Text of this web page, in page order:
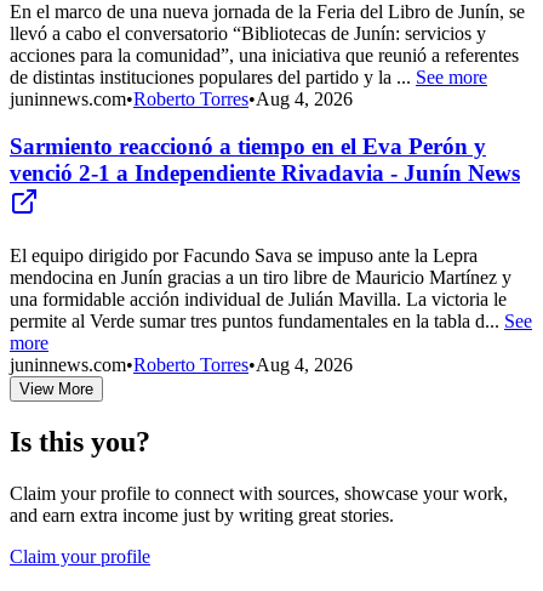
En el marco de una nueva jornada de la Feria del Libro de Junín, se
llevó a cabo el conversatorio “Bibliotecas de Junín: servicios y
acciones para la comunidad”, una iniciativa que reunió a referentes
de distintas instituciones populares del partido y la ... See more
juninnews.com•Roberto Torres•Aug 4, 2026
Sarmiento reaccionó a tiempo en el Eva Perón y
venció 2-1 a Independiente Rivadavia - Junín News
El equipo dirigido por Facundo Sava se impuso ante la Lepra
mendocina en Junín gracias a un tiro libre de Mauricio Martínez y
una formidable acción individual de Julián Mavilla. La victoria le
permite al Verde sumar tres puntos fundamentales en la tabla d... See
more
juninnews.com•Roberto Torres•Aug 4, 2026
View More
Is this you?
Claim your profile to connect with sources, showcase your work,
and earn extra income just by writing great stories.
Claim your profile